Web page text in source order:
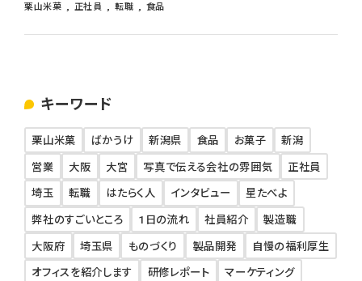
栗山米菓
正社員 転職 食品
キーワード
栗山米菓 ばかうけ 新潟県 食品 お菓子
新潟
営業
大阪 大宮 写真で伝える会社の雰囲気
正社員
埼玉
転職 はたらく人 インタビュー
星たべよ
弊社のすごいところ
1日の流れ 社員紹介
製造職
大阪府
埼玉県 ものづくり 製品開発
自慢の福利厚生
オフィスを紹介します
研修レポート
マーケティング